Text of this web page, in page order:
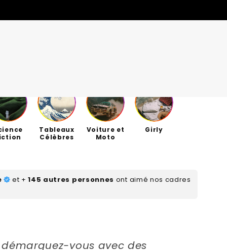
ça vient de
QUANTITÉS LIMITÉES
ça vient de
QUANTITÉS LIMITÉES
Tableaux
Célèbres
Voiture et
Moto
Girly
et +145 autres personnes ont aimé nos cadres
vous avec des